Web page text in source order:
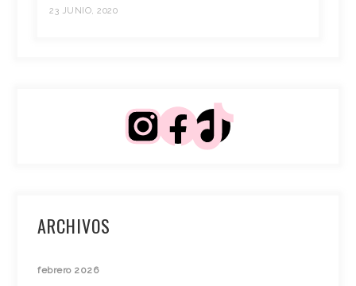
23 JUNIO, 2020
ARCHIVOS
febrero 2026